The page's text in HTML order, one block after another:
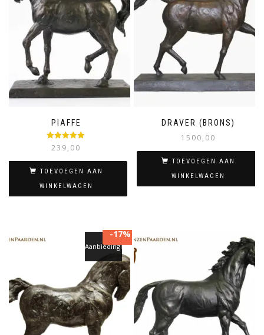
PIAFFE
Gewaardeerd
uit 5
239,00
TOEVOEGEN AAN
WINKELWAGEN
DRAVER (BRONS)
1500,00
TOEVOEGEN AAN
WINKELWAGEN
-17%
Aanbieding!